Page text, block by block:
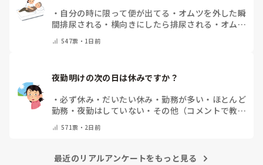
・ 自分の時に限って便が出てる ・ オムツを外した瞬
間排尿される ・ 横向きにしたら排尿される ・ オムツ
のテープがよくちぎれている
まっていると快感
547票・ 1日前
夜勤明けの次の日は休みですか？
・必ず休み・ だいたい休み ・勤務が多い ・ ほとんど
勤務 ・ 夜勤はしていない ・ その他（コメントで教え
てください）
571票・ 2日前
最近のリアルアンケートをもっと見る